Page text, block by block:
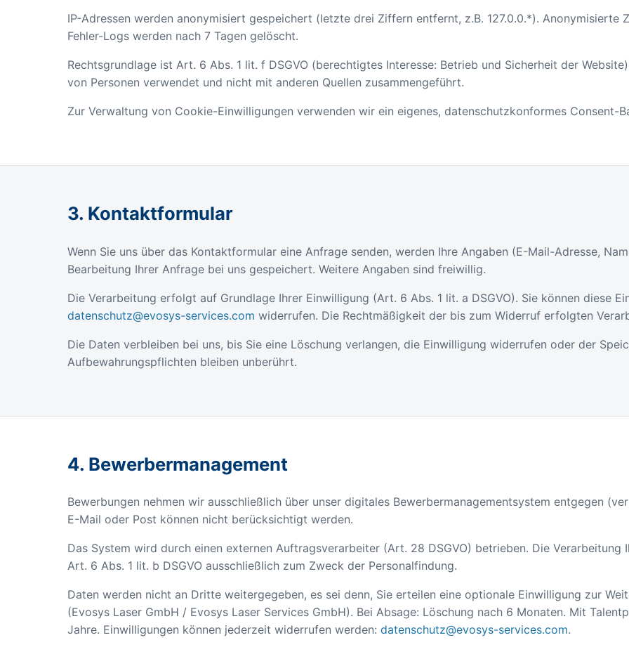
IP-Adressen werden anonymisiert gespeichert (letzte drei Ziffern entfernt, z.B. 127.0.0.*).
Fehler-Logs werden nach 7 Tagen gelöscht.
Rechtsgrundlage ist Art. 6 Abs. 1 lit. f DSGVO (berechtigtes Interesse: Betrieb und Sicherheit der
von Personen verwendet und nicht mit anderen Quellen zusammengeführt.
Zur Verwaltung von Cookie-Einwilligungen verwenden wir ein eigenes, datenschutzkonformes Consent-
3. Kontaktformular
Wenn Sie uns über das Kontaktformular eine Anfrage senden, werden Ihre Angaben (E-Mail-Adresse,
Bearbeitung Ihrer Anfrage bei uns gespeichert. Weitere Angaben sind freiwillig.
Die Verarbeitung erfolgt auf Grundlage Ihrer Einwilligung (Art. 6 Abs. 1 lit. a DSGVO). Sie können diese
datenschutz@evosys-services.com widerrufen. Die Rechtmäßigkeit der bis zum Widerruf erfolgten
Die Daten verbleiben bei uns, bis Sie eine Löschung verlangen, die Einwilligung widerrufen oder der
Aufbewahrungspflichten bleiben unberührt.
4. Bewerbermanagement
Bewerbungen nehmen wir ausschließlich über unser digitales Bewerbermanagementsystem entgegen
E-Mail oder Post können nicht berücksichtigt werden.
Das System wird durch einen externen Auftragsverarbeiter (Art. 28 DSGVO) betrieben. Die
Art. 6 Abs. 1 lit. b DSGVO ausschließlich zum Zweck der Personalfindung.
Daten werden nicht an Dritte weitergegeben, es sei denn, Sie erteilen eine optionale Einwilligung zur
(Evosys Laser GmbH / Evosys Laser Services GmbH). Bei Absage: Löschung nach 6 Monaten. Mit
Jahre. Einwilligungen können jederzeit widerrufen werden: datenschutz@evosys-services.com.